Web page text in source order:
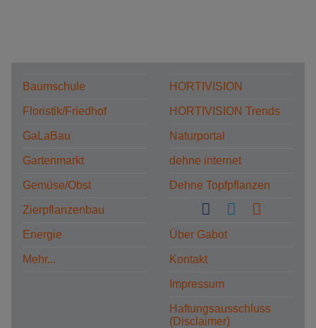
Baumschule
Floristik/Friedhof
GaLaBau
Gartenmarkt
Gemüse/Obst
Zierpflanzenbau
Energie
Mehr...
HORTIVISION
HORTIVISION Trends
Naturportal
dehne internet
Dehne Topfpflanzen
Über Gabot
Kontakt
Impressum
Haftungsausschluss
(Disclaimer)